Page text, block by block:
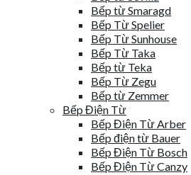
Bếp từ Smaragd
Bếp Từ Spelier
Bếp Từ Sunhouse
Bếp Từ Taka
Bếp từ Teka
Bếp Từ Zegu
Bếp từ Zemmer
Bếp Điện Từ
Bếp Điện Từ Arber
Bếp điện từ Bauer
Bếp Điện Từ Bosch
Bếp Điện Từ Canzy